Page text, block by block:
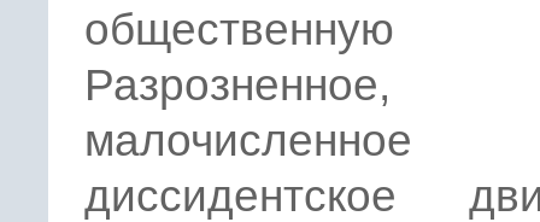
общественную
Разрозненное,
малочисленное
диссидентское